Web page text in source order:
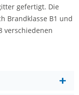
gefertigt. Die
Brandklasse B1 und
verschiedenen